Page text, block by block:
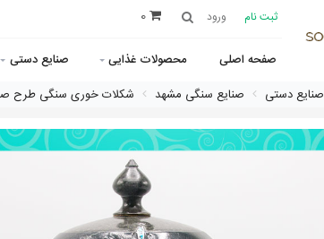
ثبت نام ورود 0
صفحه اصلی محصولات غذایی صنایع دستی
صنایع دستی صنایع سنگی مشهد شکلات خوری سنگی طرح